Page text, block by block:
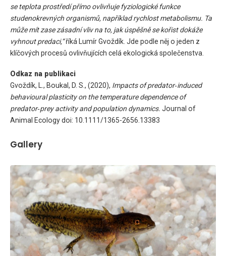
se teplota prostředí přímo ovlivňuje fyziologické funkce
studenokrevných organismů, například rychlost metabolismu. Ta
může mít zase zásadní vliv na to, jak úspěšně se kořist dokáže
vyhnout predaci,“říká Lumír Gvoždík. Jde podle něj o jeden z
klíčových procesů ovlivňujících celá ekologická společenstva.
Odkaz na publikaci
Gvoždík, L., Boukal, D. S., (2020), Impacts of predator‐induced
behavioural plasticity on the temperature dependence of
predator‐prey activity and population dynamics. Journal of
Animal Ecology doi: 10.1111/1365-2656.13383
Gallery